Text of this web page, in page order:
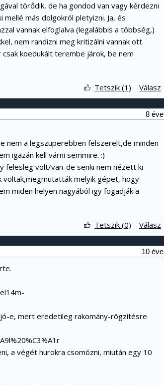
törődik, de ha gondod van vagy kérdezni
más dolgokról pletyizni. Ja, és
vannak elfoglalva (legalábbis a többség,)
nem randizni meg kritizálni vannak ott.
koedukált terembe járok, be nem
Válasz
Tetszik (1)
8 éve
nem a legszuperebben felszerelt,de minden
igazán kell várni semmire. :)
felesleg volt/van-de senki nem nézett ki
voltak,megmutatták melyik gépet, hogy
miden helyen nagyából igy fogadják a
Válasz
Tetszik (0)
10 éve
e, mert eredetileg rakomány-rögzítésre
a végét hurokra csomózni, miután egy 10